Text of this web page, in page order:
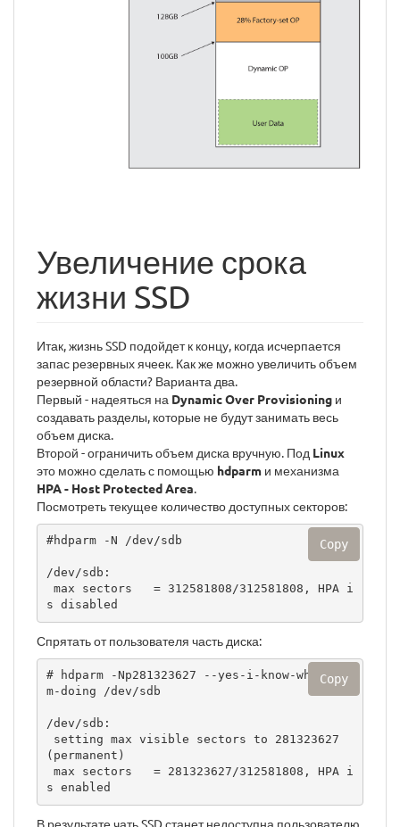
Увеличение срока
жизни SSD
Итак, жизнь SSD подойдет к концу, когда исчерпается
запас резервных ячеек. Как же можно увеличить объем
резервной области? Варианта два.
Первый - надеяться на Dynamic Over Provisioning и
создавать разделы, которые не будут занимать весь
объем диска.
Второй - ограничить объем диска вручную. Под Linux
это можно сделать с помощью hdparm и механизма
HPA - Host Protected Area.
Посмотреть текущее количество доступных секторов:
#hdparm -N /dev/sdb
/dev/sdb:
s disabled
Copy
Спрятать от пользователя часть диска:
# hdparm -Np281323627 --yes-i-know-what-i-a
m-doing /dev/sdb
/dev/sdb:
(permanent)
s enabled
Copy
В результате чать SSD станет недоступна пользователю